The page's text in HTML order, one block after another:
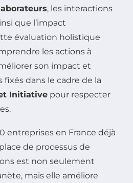
, les interactions
que l’impact
évaluation holistique
les actions à
son impact et
dans le cadre de la
Initiative pour respecter
entreprises en France déjà
de processus de
est non seulement
mais elle améliore